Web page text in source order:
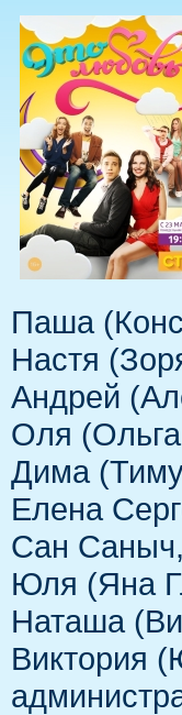
Паша
Настя
Андрей
Оля
Дима
Елена
Сан
Юля (Яна
Наташа
Виктория